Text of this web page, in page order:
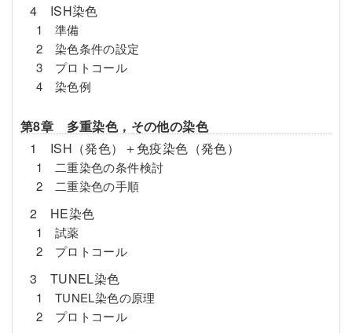
4 ISH染色
1 準備
2 染色条件の設定
3 プロトコール
4 染色例
第8章 多重染色，その他の染色
1 ISH（発色）＋免疫染色（発色）
1 二重染色の条件検討
2 二重染色の手順
2 HE染色
1 試薬
2 プロトコール
3 TUNEL染色
1 TUNEL染色の原理
2 プロトコール